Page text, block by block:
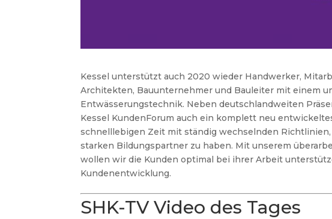
Kessel unterstützt auch 2020 wieder Handwerker,
Architekten, Bauunternehmer und Bauleiter mit einem
Entwässerungstechnik. Neben deutschlandweiten
Kessel KundenForum auch ein komplett neu
schnelllebigen Zeit mit ständig wechselnden
starken Bildungspartner zu haben. Mit unserem
wollen wir die Kunden optimal bei ihrer Arbeit
Kundenentwicklung.
SHK-TV Video des Tages